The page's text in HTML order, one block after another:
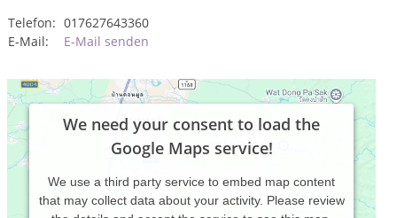
Telefon: 017627643360
E-Mail:
E-Mail senden
We need your consent to load the
Google Maps service!
We use a third party service to embed map content
that may collect data about your activity. Please review